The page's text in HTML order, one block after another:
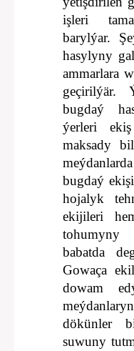
işleri
barylýar.
hasylyny
ammarlara
geçirilýär.
bugdaý
ýerleri
maksady
bugdaý
hojalyk
ekijileri
tohumyny
babatda
Gowaça
dowam
dökünler
suwuny